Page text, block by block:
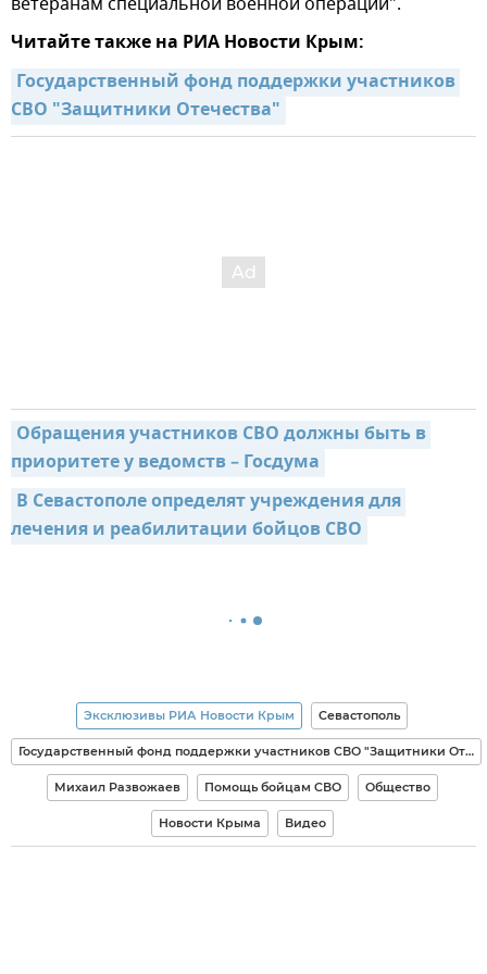
Читайте также на РИА Новости Крым:
Государственный фонд поддержки участников
СВО "Защитники Отечества"
Обращения участников СВО должны быть в
приоритете у ведомств – Госдума
В Севастополе определят учреждения для
лечения и реабилитации бойцов СВО
Эксклюзивы РИА Новости Крым Севастополь
Государственный фонд поддержки участников СВО "Защитники Отечества"
Михаил Развожаев Помощь бойцам СВО Общество
Новости Крыма Видео